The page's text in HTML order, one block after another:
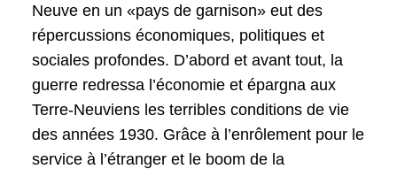
Neuve en un «pays de garnison» eut des
répercussions économiques, politiques et
sociales profondes. D’abord et avant tout, la
guerre redressa l’économie et épargna aux
Terre-Neuviens les terribles conditions de vie
des années 1930. Grâce à l’enrôlement pour le
service à l’étranger et le boom de la